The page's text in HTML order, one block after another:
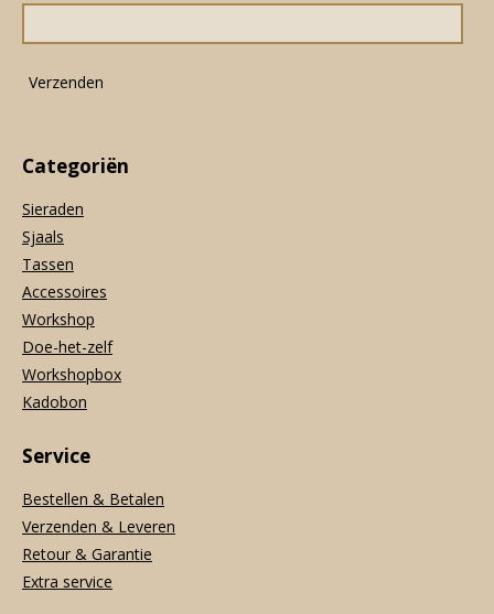
o
k
g
a
m
A
p
Verzenden
Categoriën
Sieraden
Sjaals
Tassen
Accessoires
Workshop
Doe-het-zelf
Workshopbox
Kadobon
Service
Bestellen & Betalen
Verzenden & Leveren
Retour & Garantie
Extra service